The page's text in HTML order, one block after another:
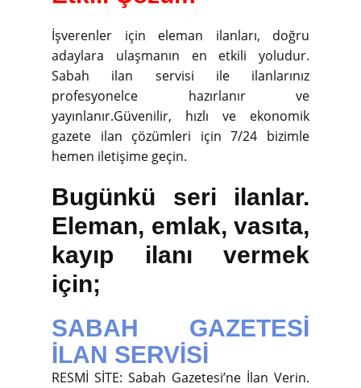
İşverenler için eleman ilanları, doğru
adaylara ulaşmanın en etkili yoludur.
Sabah ilan servisi ile ilanlarınız
profesyonelce hazırlanır ve
yayınlanır.Güvenilir, hızlı ve ekonomik
gazete ilan çözümleri için 7/24 bizimle
hemen iletişime geçin.
Bugünkü seri ilanlar.
Eleman, emlak, vasıta,
kayıp ilanı vermek
için;
SABAH GAZETESİ
İLAN SERVİSİ
RESMİ SİTE: Sabah Gazetesi’ne İlan Verin.